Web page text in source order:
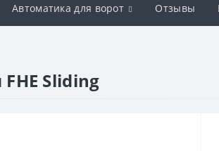
Автоматика для ворот Отзывы
Sliding